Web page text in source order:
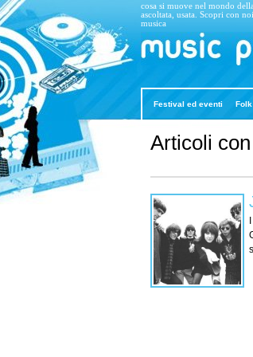
cosa si muove nel mondo
ascoltata, usata. Scopri con
musica
Festival ed eventi
Articoli